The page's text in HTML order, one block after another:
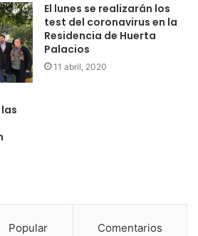
El lunes se realizarán los
test del coronavirus en la
Residencia de Huerta
Palacios
11 abril, 2020
Popular Comentarios